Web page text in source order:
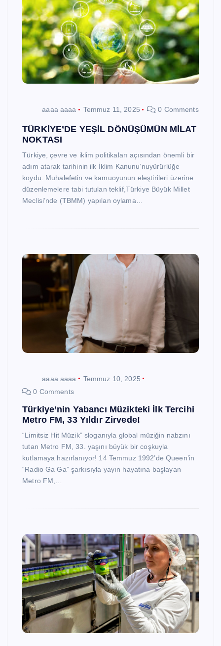
aaaa aaaa Temmuz 11, 2025 0 Comments
TÜRKİYE’DE YEŞİL DÖNÜŞÜMÜN MİLAT
NOKTASI
Türkiye, çevre ve iklim politikaları açısından önemli bir
adım atarak tarihinin ilk İklim Kanunu’nuyürürlüğe
koydu. Muhalefetin ve kamuoyunun eleştirileri üzerine
düzenlemelere tabi tutulan teklif,Türkiye Büyük Millet
Meclisi’nde (TBMM) yapılan oylama…
aaaa aaaa
Temmuz 10, 2025
0 Comments
Türkiye’nin Yabancı Müzikteki İlk Tercihi
Metro FM, 33 Yıldır Zirvede!
“Limitsiz Hit Müzik” sloganıyla global müziğin nabzını
tutan Metro FM, 33. yaşını büyük bir coşkuyla
kutlamaya hazırlanıyor! 14 Temmuz 1992’de Queen’in
“Radio Ga Ga” şarkısıyla yayın hayatına başlayan
Metro FM,…